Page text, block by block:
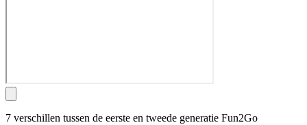
7 verschillen tussen de eerste en tweede generatie Fun2Go